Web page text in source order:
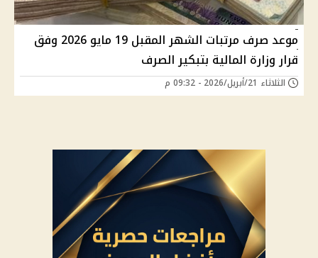
موعد صرف مرتبات الشهر المقبل 19 مايو 2026 وفق
قرار وزارة المالية بتبكير الصرف
الثلاثاء 21/أبريل/2026 - 09:32 م